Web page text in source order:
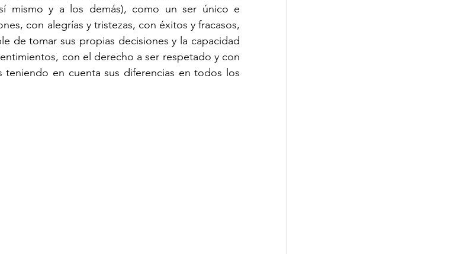
mismo y a los demás), como un ser único e
con alegrías y tristezas, con éxitos y fracasos,
de tomar sus propias decisiones y la capacidad
con el derecho a ser respetado y con
en cuenta sus diferencias en todos los